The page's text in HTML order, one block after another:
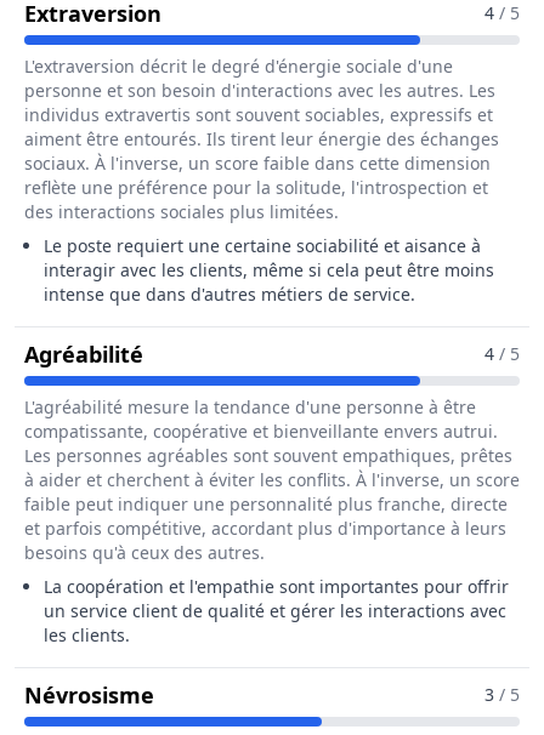
Extraversion Pour Le Métier De Hôte / Hôtesse
4 / 5
L'extraversion décrit le degré d'énergie sociale d'une
personne et son besoin d'interactions avec les autres. Les
individus extravertis sont souvent sociables, expressifs et
aiment être entourés. Ils tirent leur énergie des échanges
sociaux. À l'inverse, un score faible dans cette dimension
reflète une préférence pour la solitude, l'introspection et
des interactions sociales plus limitées.
Le poste requiert une certaine sociabilité et aisance à
interagir avec les clients, même si cela peut être moins
intense que dans d'autres métiers de service.
Agréabilité Pour Le Métier De Hôte / Hôtesse
4 / 5
L'agréabilité mesure la tendance d'une personne à être
compatissante, coopérative et bienveillante envers autrui.
Les personnes agréables sont souvent empathiques, prêtes
à aider et cherchent à éviter les conflits. À l'inverse, un score
faible peut indiquer une personnalité plus franche, directe
et parfois compétitive, accordant plus d'importance à leurs
besoins qu'à ceux des autres.
La coopération et l'empathie sont importantes pour offrir
un service client de qualité et gérer les interactions avec
les clients.
Névrosisme Pour Le Métier De Hôte / Hôtesse
3 / 5